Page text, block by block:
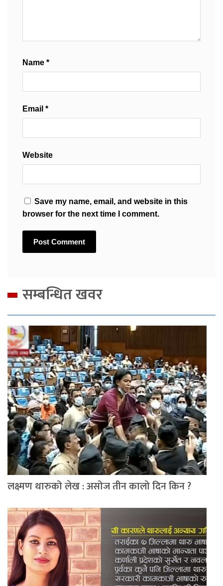
Name *
Email *
Website
Save my name, email, and website in this
browser for the next time I comment.
सम्बन्धित खवर
लक्ष्मण थारुको लेख : असोज तीन कालो दिन किन ?